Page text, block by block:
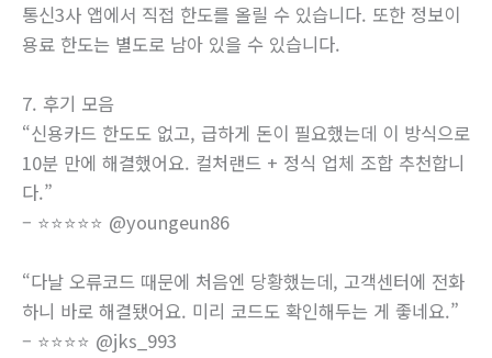
통신3사 앱에서 직접 한도를 올릴 수 있습니다. 또한 정보이
용료 한도는 별도로 남아 있을 수 있습니다.
7. 후기 모음
“신용카드 한도도 없고, 급하게 돈이 필요했는데 이 방식으로
10분 만에 해결했어요. 컬처랜드 + 정식 업체 조합 추천합니
다.”
– ⭐⭐⭐⭐⭐ @youngeun86
“다날 오류코드 때문에 처음엔 당황했는데, 고객센터에 전화
하니 바로 해결됐어요. 미리 코드도 확인해두는 게 좋네요.”
– ⭐⭐⭐⭐ @jks_993